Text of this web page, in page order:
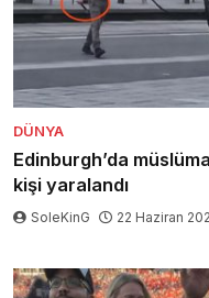
DÜNYA
Edinburgh’da
kişi yaralandı
SoleKinG 22 Haziran